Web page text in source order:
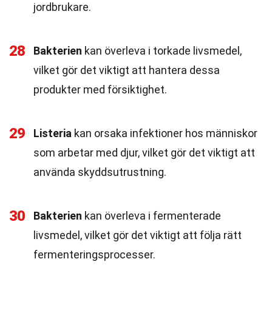
jordbrukare.
28 Bakterien kan överleva i torkade livsmedel,
vilket gör det viktigt att hantera dessa
produkter med försiktighet.
29 Listeria kan orsaka infektioner hos människor
som arbetar med djur, vilket gör det viktigt att
använda skyddsutrustning.
30 Bakterien kan överleva i fermenterade
livsmedel, vilket gör det viktigt att följa rätt
fermenteringsprocesser.